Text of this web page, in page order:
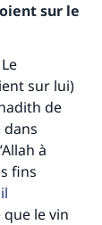
sur le
sur lui)
de
à
fins
le vin